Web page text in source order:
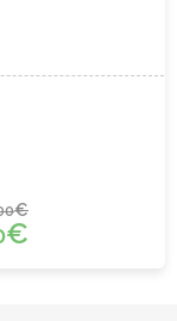
€
€